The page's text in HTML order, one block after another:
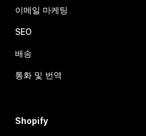
이메일 마케팅
SEO
배송
통화 및 번역
Shopify